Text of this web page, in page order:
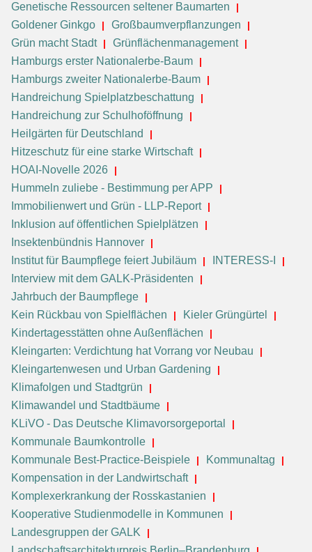
Genetische Ressourcen seltener Baumarten
Goldener Ginkgo
Großbaumverpflanzungen
Grün macht Stadt
Grünflächenmanagement
Hamburgs erster Nationalerbe-Baum
Hamburgs zweiter Nationalerbe-Baum
Handreichung Spielplatzbeschattung
Handreichung zur Schulhoföffnung
Heilgärten für Deutschland
Hitzeschutz für eine starke Wirtschaft
HOAI-Novelle 2026
Hummeln zuliebe - Bestimmung per APP
Immobilienwert und Grün - LLP-Report
Inklusion auf öffentlichen Spielplätzen
Insektenbündnis Hannover
Institut für Baumpflege feiert Jubiläum
INTERESS-I
Interview mit dem GALK-Präsidenten
Jahrbuch der Baumpflege
Kein Rückbau von Spielflächen
Kieler Grüngürtel
Kindertagesstätten ohne Außenflächen
Kleingarten: Verdichtung hat Vorrang vor Neubau
Kleingartenwesen und Urban Gardening
Klimafolgen und Stadtgrün
Klimawandel und Stadtbäume
KLiVO - Das Deutsche Klimavorsorgeportal
Kommunale Baumkontrolle
Kommunale Best-Practice-Beispiele
Kommunaltag
Kompensation in der Landwirtschaft
Komplexerkrankung der Rosskastanien
Kooperative Studienmodelle in Kommunen
Landesgruppen der GALK